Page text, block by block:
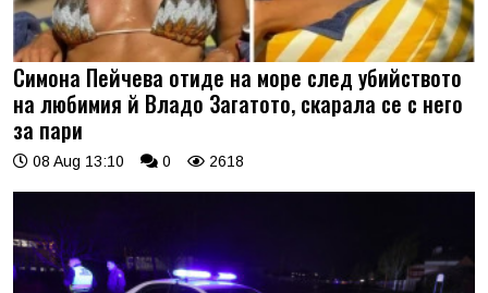
Симона Пейчева отиде на море след убийството
на любимия й Владо Загатото, скарала се с него
за пари
08 Aug 13:10 0 2618